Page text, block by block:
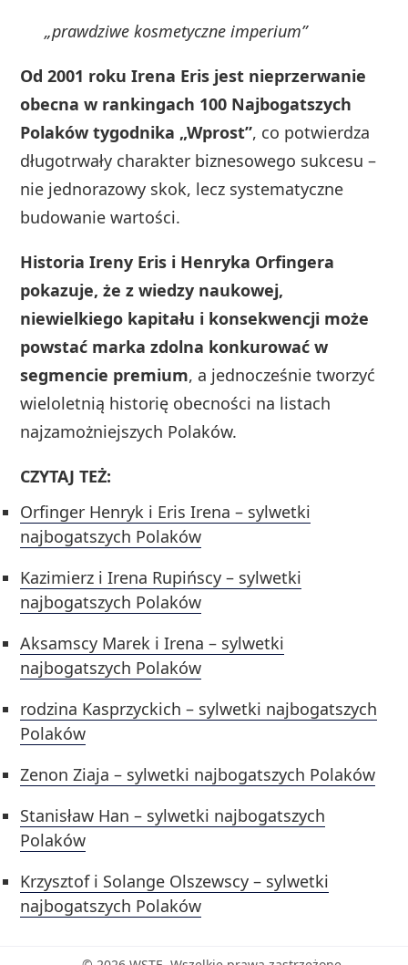
„prawdziwe kosmetyczne imperium”
Od 2001 roku Irena Eris jest nieprzerwanie
obecna w rankingach 100 Najbogatszych
Polaków tygodnika „Wprost”, co potwierdza
długotrwały charakter biznesowego sukcesu –
nie jednorazowy skok, lecz systematyczne
budowanie wartości.
Historia Ireny Eris i Henryka Orfingera
pokazuje, że z wiedzy naukowej,
niewielkiego kapitału i konsekwencji może
powstać marka zdolna konkurować w
segmencie premium, a jednocześnie tworzyć
wieloletnią historię obecności na listach
najzamożniejszych Polaków.
CZYTAJ TEŻ:
Orfinger Henryk i Eris Irena – sylwetki
najbogatszych Polaków
Kazimierz i Irena Rupińscy – sylwetki
najbogatszych Polaków
Aksamscy Marek i Irena – sylwetki
najbogatszych Polaków
rodzina Kasprzyckich – sylwetki najbogatszych
Polaków
Zenon Ziaja – sylwetki najbogatszych Polaków
Stanisław Han – sylwetki najbogatszych
Polaków
Krzysztof i Solange Olszewscy – sylwetki
najbogatszych Polaków